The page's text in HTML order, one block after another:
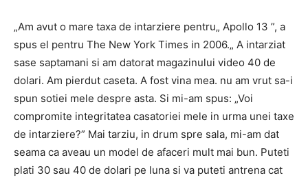
„Am avut o mare taxa de intarziere pentru„ Apollo 13 ”, a
spus el pentru The New York Times in 2006.„ A intarziat
sase saptamani si am datorat magazinului video 40 de
dolari. Am pierdut caseta. A fost vina mea. nu am vrut sa-i
spun sotiei mele despre asta. Si mi-am spus: „Voi
compromite integritatea casatoriei mele in urma unei taxe
de intarziere?” Mai tarziu, in drum spre sala, mi-am dat
seama ca aveau un model de afaceri mult mai bun. Puteti
plati 30 sau 40 de dolari pe luna si va puteti antrena cat